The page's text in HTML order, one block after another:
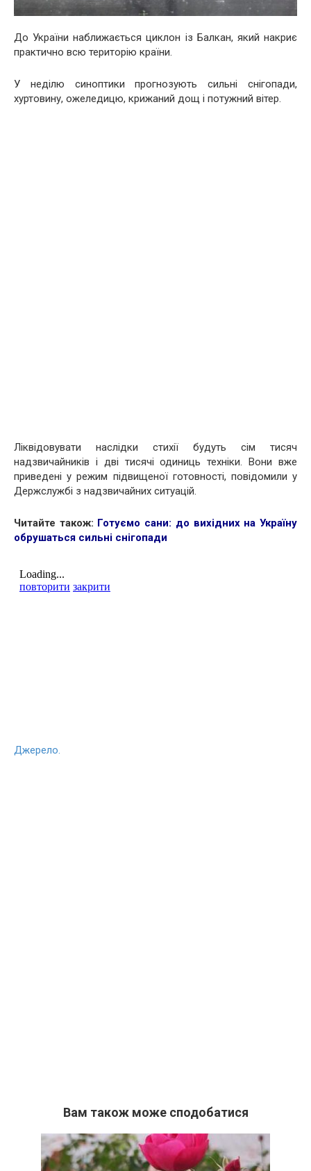
До України наближається циклон із Балкан, який накриє
практично всю територію країни.
У неділю синоптики прогнозують сильні снігопади,
хуртовину, ожеледицю, крижаний дощ і потужний вітер.
Ліквідовувати наслідки стихії будуть сім тисяч
надзвичайників і дві тисячі одиниць техніки. Вони вже
приведені у режим підвищеної готовності, повідомили у
Держслужбі з надзвичайних ситуацій.
Читайте також: Готуємо сани: до вихідних на Україну
обрушаться сильні снігопади
Джерело.
Вам також може сподобатися